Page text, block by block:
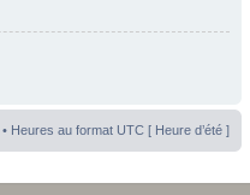
• Heures au format UTC [ Heure d’été ]